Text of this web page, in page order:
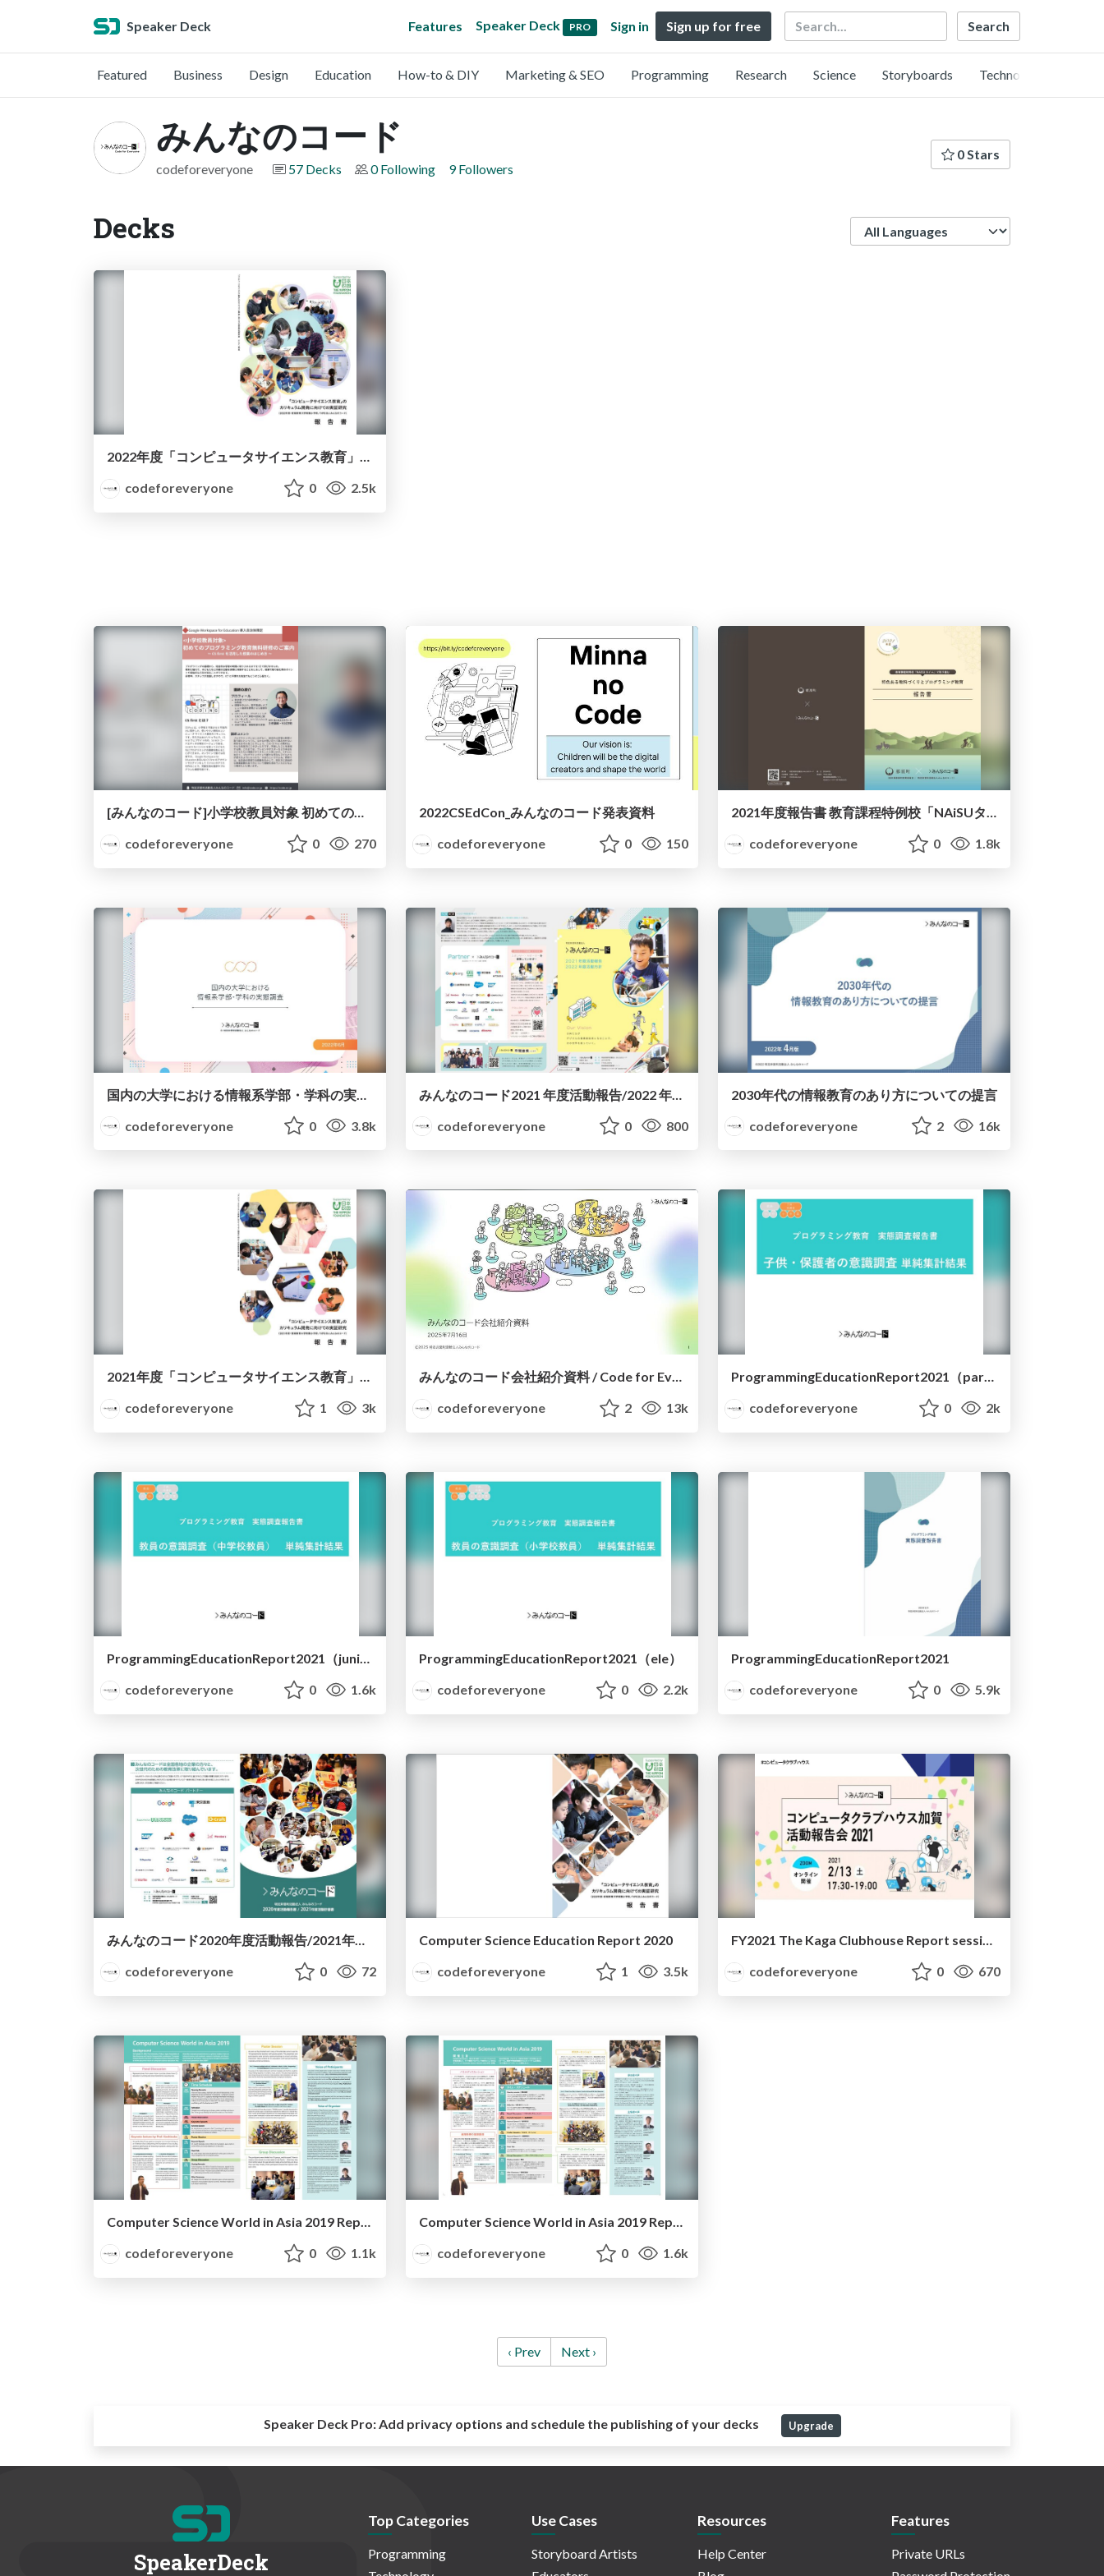
Speaker Deck Features Speaker Deck PRO Sign in Sign up for free Search
Featured Business Design Education How-to & DIY Marketing & SEO Programming Research Science Storyboards Technology
みんなのコード
codeforeveryone 57 Decks 0 Following 9 Followers
0 Stars
Decks
2022年度「コンピュータサイエンス教育」の カリキュラム開発に向けての実証研究
codeforeveryone
0 2.5k
[みんなのコード]小学校教員対象 初めてのプログラミング教育無料研修のご案内
codeforeveryone
0 270
2022CSEdCon_みんなのコード発表資料
codeforeveryone
0 150
2021年度報告書 教育課程特例校「NAiSUタイム」で取り組む特色ある教科づくりとプログラミング教育
codeforeveryone
0 1.8k
codeforeveryone
0 3.8k
codeforeveryone
0 800
2030年代の情報教育のあり方についての提言
codeforeveryone
2 16k
codeforeveryone
1 3k
codeforeveryone
2 13k
codeforeveryone
0 2k
ProgrammingEducationReport2021（junior）
codeforeveryone
0 1.6k
ProgrammingEducationReport2021（ele）
codeforeveryone
0 2.2k
ProgrammingEducationReport2021
codeforeveryone
0 5.9k
みんなのコード2020年度活動報告/2021年度活動計画書
codeforeveryone
0 72
Computer Science Education Report 2020
codeforeveryone
1 3.5k
FY2021 The Kaga Clubhouse Report session
codeforeveryone
0 670
Computer Science World in Asia 2019 Report（English）
codeforeveryone
0 1.1k
Computer Science World in Asia 2019 Report
codeforeveryone
0 1.6k
‹ Prev Next ›
Speaker Deck Pro:Add privacy options and schedule the publishing of your decks Upgrade
SpeakerDeck
Top Categories
Programming
Use Cases
Storyboard Artists
Resources
Help Center
Features
Private URLs